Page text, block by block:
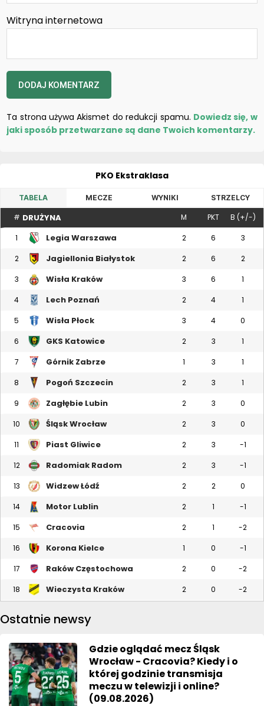
Witryna internetowa
Ta strona używa Akismet do redukcji spamu. Dowiedz się, w
jaki sposób przetwarzane są dane Twoich komentarzy.
PKO Ekstraklasa
TABELA MECZE WYNIKI STRZELCY
# DRUŻYNA M PKT B (+/-)
1 Legia Warszawa 2 6 3
2 Jagiellonia Białystok 2 6 2
3 Wisła Kraków 3 6 1
4 Lech Poznań 2 4 1
5 Wisła Płock 3 4 0
6 GKS Katowice 2 3 1
7 Górnik Zabrze 1 3 1
8 Pogoń Szczecin 2 3 1
9 Zagłębie Lubin 2 3 0
10 Śląsk Wrocław 2 3 0
11 Piast Gliwice 2 3 -1
12 Radomiak Radom 2 3 -1
13 Widzew Łódź 2 2 0
14 Motor Lublin 2 1 -1
15 Cracovia 2 1 -2
16 Korona Kielce 1 0 -1
17 Raków Częstochowa 2 0 -2
18 Wieczysta Kraków 2 0 -2
Ostatnie newsy
Gdzie oglądać mecz Śląsk
Wrocław - Cracovia? Kiedy i o
której godzinie transmisja
meczu w telewizji i online?
(09.08.2026)